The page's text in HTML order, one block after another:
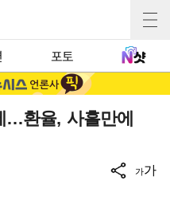
포토
…환율, 사흘만에
가가